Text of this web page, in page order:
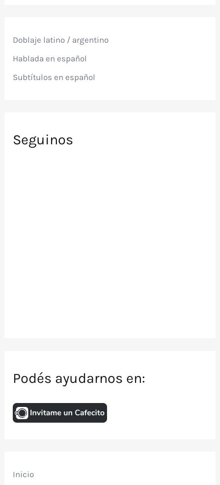
o
:
Doblaje latino / argentino
Hablada en español
Subtítulos en español
Seguinos
Podés ayudarnos en:
Inicio